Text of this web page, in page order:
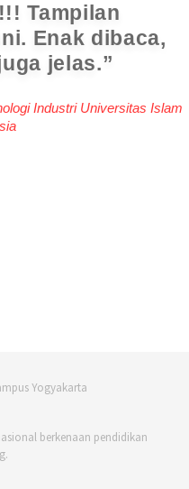
Tampilan
Enak dibaca,
jelas.
Industri Universitas Islam
berkenaan pendidikan